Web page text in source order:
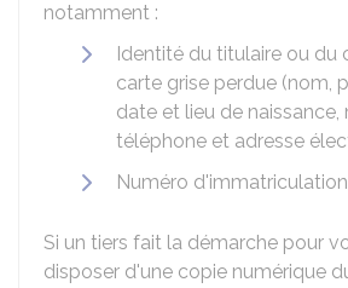
notamment :
Identité du titulaire ou du
carte grise perdue (nom,
date et lieu de naissance,
téléphone et adresse
Numéro
Si un tiers fait la démarche pour
disposer d'une copie numérique